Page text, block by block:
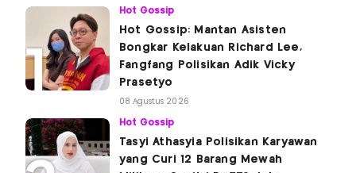
Hot Gossip
Hot Gossip: Mantan Asisten
Bongkar Kelakuan Richard Lee,
Fangfang Polisikan Adik Vicky
Prasetyo
08 Agustus 2026
Hot Gossip
Tasyi Athasyia Polisikan Karyawan
yang Curi 12 Barang Mewah